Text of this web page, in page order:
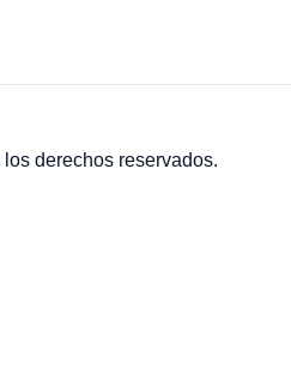
derechos reservados.